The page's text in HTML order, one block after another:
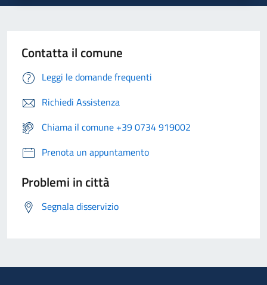
Contatta il comune
Leggi le domande frequenti
Richiedi Assistenza
Chiama il comune +39 0734 919002
Prenota un appuntamento
Problemi in città
Segnala disservizio